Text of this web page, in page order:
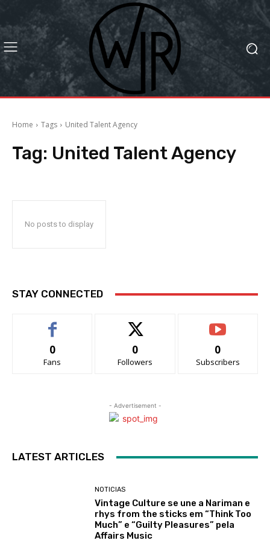
Home Tags United Talent Agency
Tag: United Talent Agency
No posts to display
STAY CONNECTED
0
Fans
0
Followers
0
Subscribers
- Advertisement -
LATEST ARTICLES
NOTICIAS
Vintage Culture se une a Nariman e
rhys from the sticks em “Think Too
Much” e “Guilty Pleasures” pela
Affairs Music